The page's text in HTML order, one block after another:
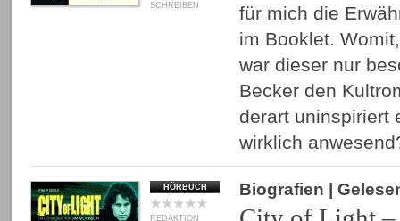
SCHREIBEN
für mich die
im Booklet.
war dieser nur
Becker den
derart uninspiriert
wirklich
HÖRBUCH
REDAKTION
Biografien |